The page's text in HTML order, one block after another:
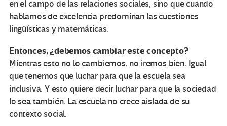
en el campo de las relaciones sociales, sino que cuando
hablamos de excelencia predominan las cuestiones
lingüísticas y matemáticas.
Entonces, ¿debemos cambiar este concepto?
Mientras esto no lo cambiemos, no iremos bien. Igual
que tenemos que luchar para que la escuela sea
inclusiva. Y esto quiere decir luchar para que la sociedad
lo sea también. La escuela no crece aislada de su
contexto social.